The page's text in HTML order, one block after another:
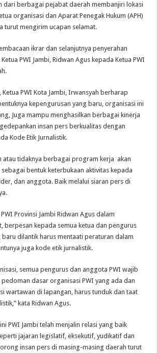
dari berbagai pejabat daerah membanjiri lokasi
organisasi dan Aparat Penegak Hukum (APH)
turut mengirim ucapan selamat.
ikrar dan selanjutnya penyerahan
PWI Jambi, Ridwan Agus kepada Ketua PWI
PWI Kota Jambi, Irwansyah berharap
kepengurusan yang baru, organisasi ini
Juga mampu menghasilkan berbagai kinerja
insan pers berkualitas dengan
Kode Etik Jurnalistik.
atau tidaknya berbagai program kerja akan
bentuk keterbukaan aktivitas kepada
dan anggota. Baik melalui siaran pers di
Provinsi Jambi Ridwan Agus dalam
berpesan kepada semua ketua dan pengurus
baru dilantik harus mentaati peraturan dalam
juga kode etik jurnalistik.
semua pengurus dan anggota PWI wajib
dasar organisasi PWI yang ada dan
wartawan di lapangan, harus tunduk dan taat
kata Ridwan Agus.
PWI Jambi telah menjalin relasi yang baik
jajaran legislatif, eksekutif, yudikatif dan
insan pers di masing-masing daerah turut